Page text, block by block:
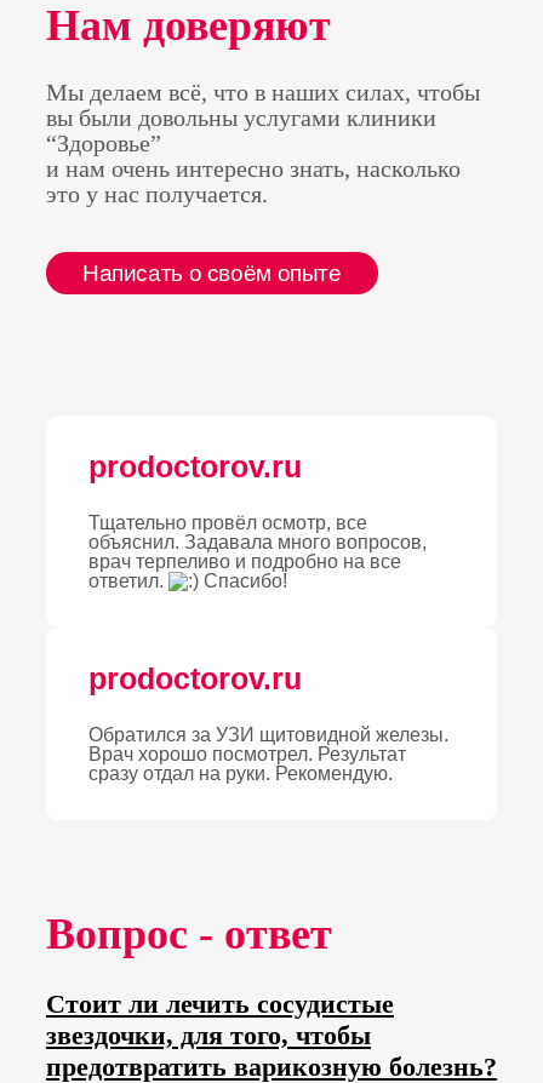
Нам доверяют
Мы делаем всё, что в наших силах, чтобы
вы были довольны услугами клиники
“Здоровье”
и нам очень интересно знать, насколько
это у нас получается.
Написать о своём опыте
prodoctorov.ru
Тщательно провёл осмотр, все
объяснил. Задавала много вопросов,
врач терпеливо и подробно на все
ответил.
Спасибо!
prodoctorov.ru
Обратился за УЗИ щитовидной железы.
Врач хорошо посмотрел. Результат
сразу отдал на руки. Рекомендую.
Вопрос - ответ
Стоит ли лечить сосудистые
звездочки, для того, чтобы
предотвратить варикозную болезнь?